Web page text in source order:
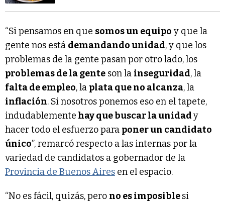
“Si pensamos en que somos un equipo y que la
gente nos está demandando unidad, y que los
problemas de la gente pasan por otro lado, los
problemas de la gente son la inseguridad, la
falta de empleo, la plata que no alcanza, la
inflación. Si nosotros ponemos eso en el tapete,
indudablemente hay que buscar la unidady
hacer todo el esfuerzo para poner un candidato
único”, remarcó respecto a las internas por la
variedad de candidatos a gobernador de la
Provincia de Buenos Aires en el espacio.
“No es fácil, quizás, pero no es imposiblesi